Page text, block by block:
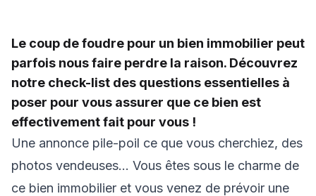
Le coup de foudre pour un bien immobilier peut
parfois nous faire perdre la raison. Découvrez
notre check-list des questions essentielles à
poser pour vous assurer que ce bien est
effectivement fait pour vous !
Une annonce pile-poil ce que vous cherchiez, des
photos vendeuses… Vous êtes sous le charme de
ce bien immobilier et vous venez de prévoir une